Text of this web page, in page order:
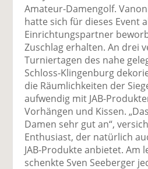
Amateur-Damengolf.
hatte sich für dieses Event
Einrichtungspartner
Zuschlag erhalten. An drei
Turniertagen des nahe
Schloss-Klingenburg
die Räumlichkeiten der
aufwendig mit JAB-
Vorhängen und Kissen.
Damen sehr gut an“,
Enthusiast, der natürlich
JAB-Produkte anbietet. Am
schenkte Sven Seeberger